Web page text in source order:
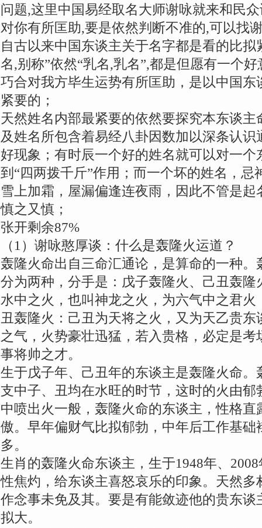
问题,这里中国易经取名大师谢咏就来和民
对你有所匡助,要是依然判断不准的,可以找
自古以来中国东谈主关于名字都是看的比拟
名,别称”依然“乳名,乳名”,都是但愿有一个
巧合对我方毕生运势有所匡助，是以中国
紧要的；
天然姓名内部最紧要的依然要探究本东谈
及姓名所包含着易经八卦因数加以深条认
好现象；有时辰一个好的姓名就可以对一
到“四两拨千斤”作用；而一个坏的姓名，忌
雪上加霜，屋漏偏逢连夜雨，因此不管是
慎之又慎；
张开剩余87%
（1）谢咏憨厚谈：什么是轰隆火运道？
轰隆火命出自三命汇通论，是算命的一种
分为两种，分手是：戊子轰隆火、己丑轰
水中之火，也叫神龙之火，为六气中之君
丑轰隆火：己丑为天将之火，又为天乙贵
之气，火势豪壮迅猛，若入贵格，必定是
事将帅之才。
生于戊子年、己丑年的东谈主是轰隆火命
支中子、丑均在水旺的时节，这时的火由
中喷出火一般，轰隆火命的东谈主，性格
傲。早年偏财气比拟郁勃，中年后工作基础
多。
生肖的轰隆火命东谈主，生于1948年、
性焦灼，给东谈主喜怒哀乐的印象。天然
作念事未免及其。要是有能敛迹他的贵东
拟大。